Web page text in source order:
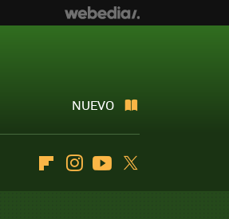
NUEVO
FlipboardInstagramYoutube